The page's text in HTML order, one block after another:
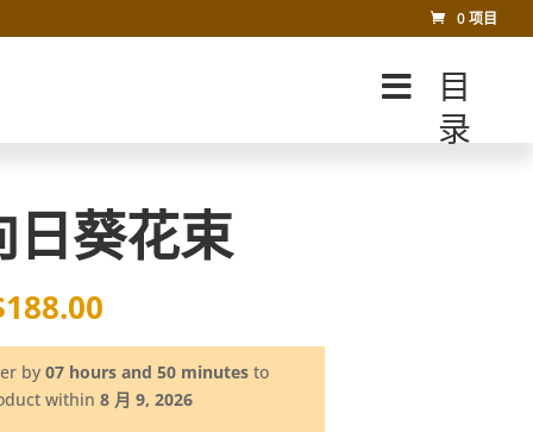
0 项目
目
录
日葵花束
188.00
by07 hours and 50 minutes to
within8 月 9, 2026